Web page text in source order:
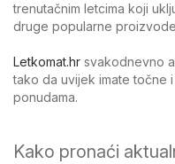
trenutačnim letcima koji
druge popularne
Letkomat.hr svakodnevno
tako da uvijek imate točne
ponudama.
Kako pronaći